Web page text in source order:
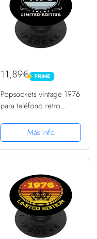
11,89€ PRIME
PRIME
Popsockets vintage 1976
para teléfono retro
1976 PopSockets
PopGrip Intercambiable
Más Info